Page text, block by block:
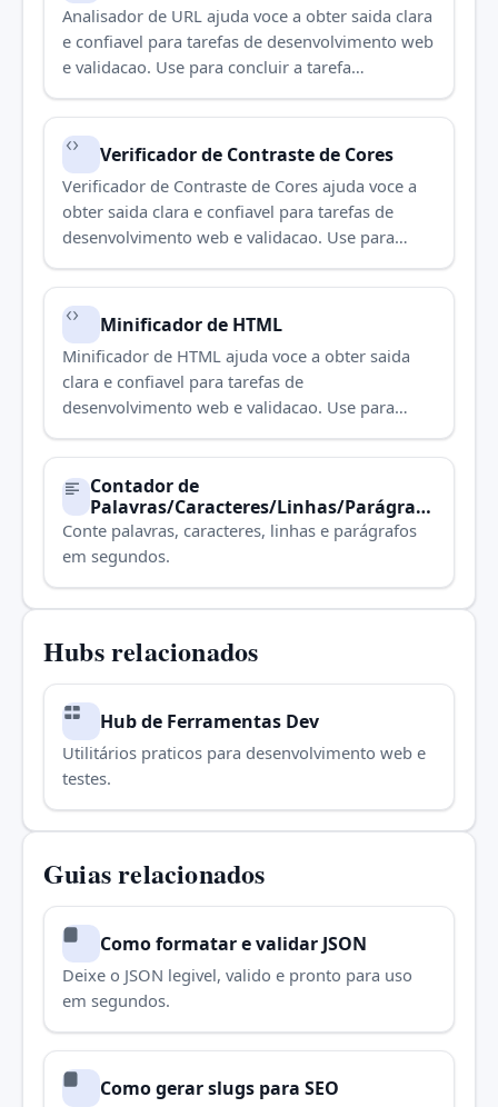
Analisador de URL ajuda voce a obter saida clara
e confiavel para tarefas de desenvolvimento web
e validacao. Use para concluir a tarefa
rapidamente.
Verificador de Contraste de Cores
Verificador de Contraste de Cores ajuda voce a
obter saida clara e confiavel para tarefas de
desenvolvimento web e validacao. Use para
concluir a tarefa rapidamente.
Minificador de HTML
Minificador de HTML ajuda voce a obter saida
clara e confiavel para tarefas de
desenvolvimento web e validacao. Use para
concluir a tarefa rapidamente.
Contador de
Palavras/Caracteres/Linhas/Parágrafo
s
Conte palavras, caracteres, linhas e parágrafos
em segundos.
Hubs relacionados
Hub de Ferramentas Dev
Utilitários praticos para desenvolvimento web e
testes.
Guias relacionados
Como formatar e validar JSON
Deixe o JSON legivel, valido e pronto para uso
em segundos.
Como gerar slugs para SEO